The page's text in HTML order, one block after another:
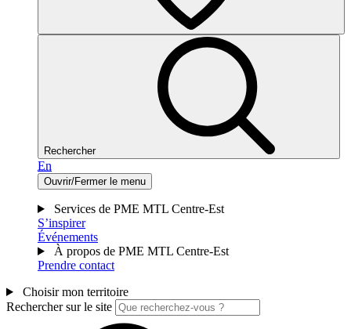
Rechercher
En
Ouvrir/Fermer le menu
Services de PME MTL Centre-Est
S’inspirer
Événements
À propos de PME MTL Centre-Est
Prendre contact
Choisir mon territoire
Rechercher sur le site